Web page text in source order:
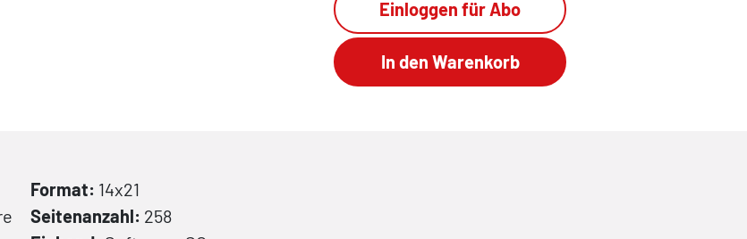
Einloggen für Abo
Format: 14x21
Seitenanzahl: 258